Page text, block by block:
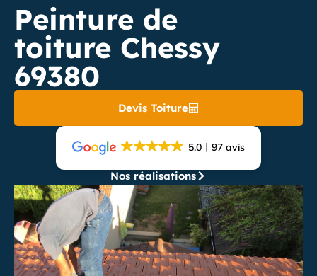
Peinture de
toiture Chessy
69380
Devis Toiture
5.0 97 avis
Nos réalisations